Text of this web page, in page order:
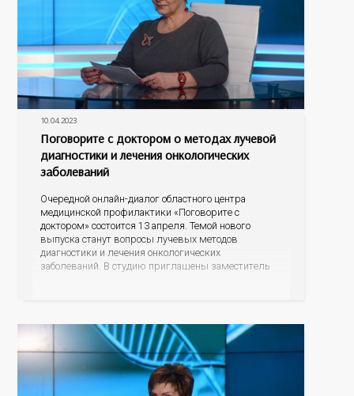
10.04.2023
Поговорите с доктором о методах лучевой
диагностики и лечения онкологических
заболеваний
Очередной онлайн-диалог областного центра
медицинской профилактики «Поговорите с
доктором» состоится 13 апреля. Темой нового
выпуска станут вопросы лучевых методов
диагностики и лечения онкологических
заболеваний. В студию приглашены заместитель
опухоли можно обнаружить с помощью
современных маммографов и компьютерных